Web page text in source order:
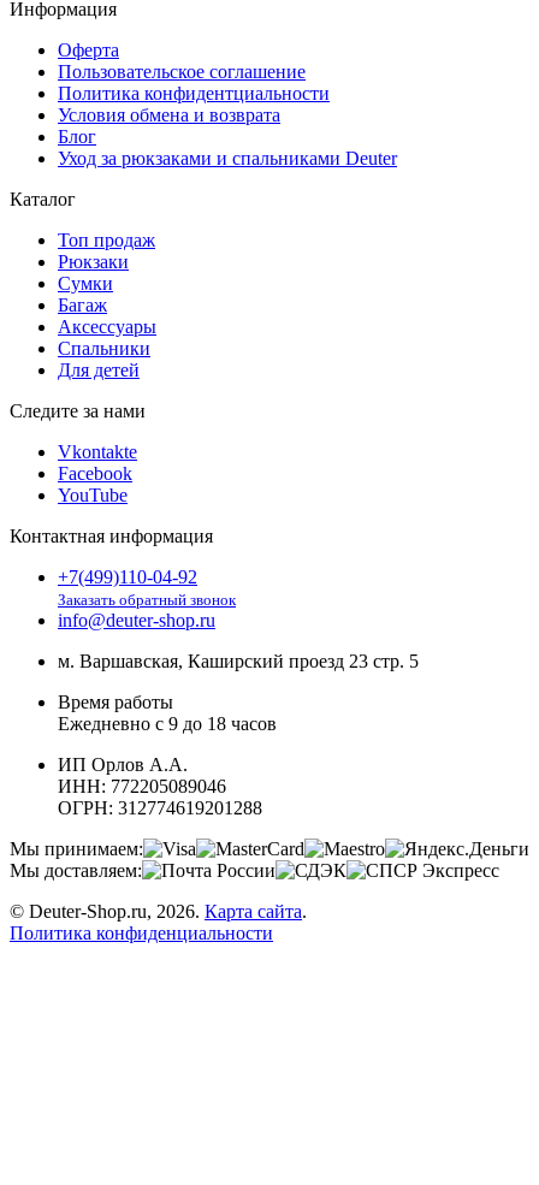
Информация
Оферта
Пользовательское соглашение
Политика конфидентциальности
Условия обмена и возврата
Блог
Уход за рюкзаками и спальниками Deuter
Каталог
Топ продаж
Рюкзаки
Сумки
Багаж
Аксессуары
Спальники
Для детей
Следите за нами
Vkontakte
Facebook
YouTube
Контактная информация
+7(499)110-04-92
Заказать обратный звонок
info@deuter-shop.ru
м. Варшавская, Каширский проезд 23 стр. 5
Время работы
Ежедневно с 9 до 18 часов
ИП Орлов А.А.
ИНН: 772205089046
ОГРН: 312774619201288
Мы принимаем:
Мы доставляем:
© Deuter-Shop.ru, 2026. Карта сайта.
Политика конфиденциальности